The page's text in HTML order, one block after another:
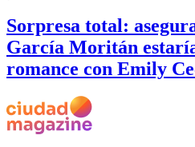
Sorpresa total:
García Moritán
romance con Emily